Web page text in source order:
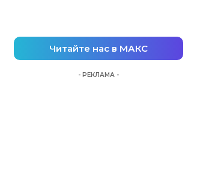
Читайте нас в МАКС
- РЕКЛАМА -